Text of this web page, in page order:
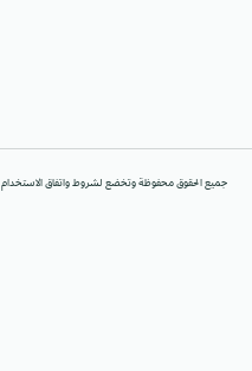
جميع الحقوق محفوظة وتخضع لشروط واتفاق الاستخدام